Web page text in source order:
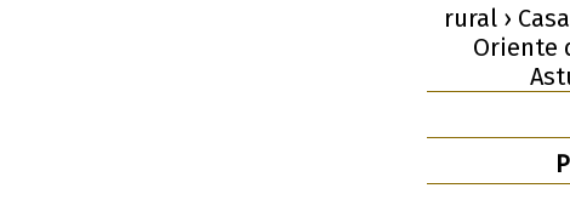
rural ›
Oriente